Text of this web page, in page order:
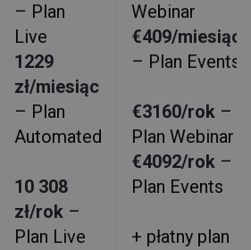
– Plan
Live
1229
zł/miesiąc
– Plan
Automated
10 308
zł/rok –
Plan Live
Webinar
€409/miesiąc
– Plan Events
€3160/rok –
Plan Webinar
€4092/rok –
Plan Events
+ płatny plan